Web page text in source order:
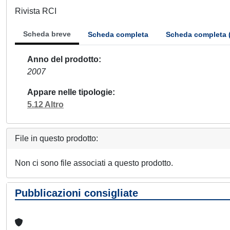
Rivista RCI
Scheda breve Scheda completa Scheda completa
Anno del prodotto
2007
Appare nelle tipologie
5.12 Altro
File in questo prodotto:
Non ci sono file associati a questo prodotto.
Pubblicazioni consigliate